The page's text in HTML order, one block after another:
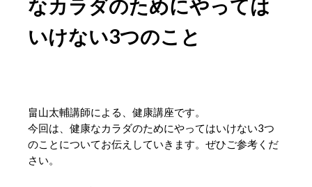
なカラダのためにやっては
いけない3つのこと
畠山太輔講師による、健康講座です。
今回は、健康なカラダのためにやってはいけない3つ
のことについてお伝えしていきます。ぜひご参考くだ
さい。